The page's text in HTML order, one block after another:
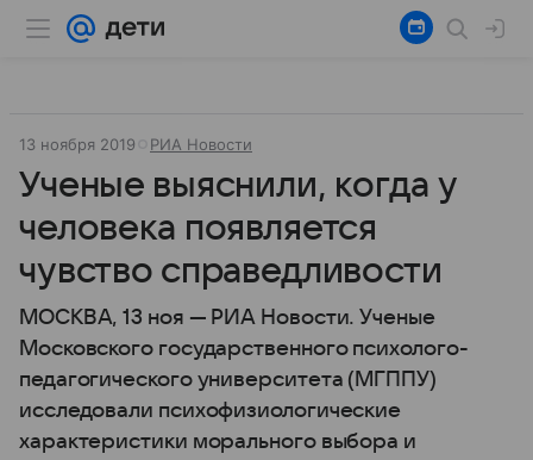
13 ноября 2019 РИА Новости
Ученые выяснили, когда у
человека появляется
чувство справедливости
МОСКВА, 13 ноя — РИА Новости. Ученые
Московского государственного психолого-
педагогического университета (МГППУ)
исследовали психофизиологические
характеристики морального выбора и